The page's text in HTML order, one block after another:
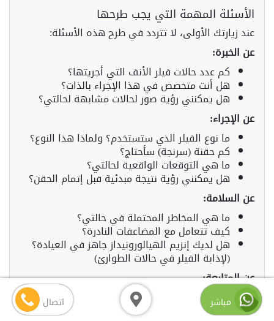
الأسئلة المهمة التي يجب طرحها
عند زيارتك الأولى، لا تتردد في طرح هذه الأسئلة:
عن الخبرة:
كم عدد حالات فيلر الأنف التي أجريتها؟
هل أنت متخصص في هذا الإجراء بالذات؟
هل يمكنني رؤية صور لحالات مشابهة لحالتي؟
عن الإجراء:
ما نوع الفيلر الذي ستستخدم؟ ولماذا هذا النوع؟
كم حقنة (سرنجة) سأحتاج؟
ما هي التوقعات الواقعية لحالتي؟
هل يمكنني رؤية نتيجة مبدئية قبل إتمام الحقن؟
عن السلامة:
ما هي المخاطر المحتملة في حالتي؟
كيف تتعامل مع المضاعفات النادرة؟
هل لديك إنزيم الهيالورونيداز جاهز في العيادة؟
(لإذابة الفيلر في حالات الطوارئ)
عن المتابعة:
ما هي سياسة المتابعة بعد الإجراء؟
هل هناك رسوم إضافية للجلسات التعديلية؟
مباشر اتصال